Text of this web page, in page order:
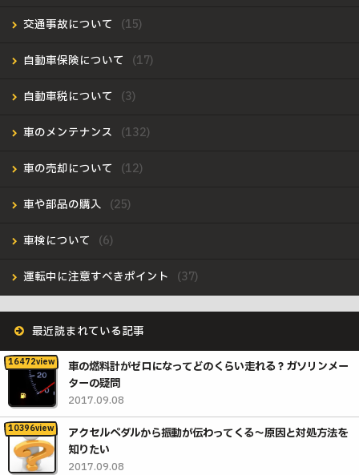
交通事故について
自動車保険について
自動車税について
車のメンテナンス
車の売却について
車や部品の購入
車検について
運転中に注意すべきポイント
最近読まれている記事
車の燃料計がゼロになってどのくらい走れる？ガソリンメー
ターの疑問
2017.09.08
アクセルペダルから振動が伝わってくる〜原因と対処方法を
知りたい
2017.09.08